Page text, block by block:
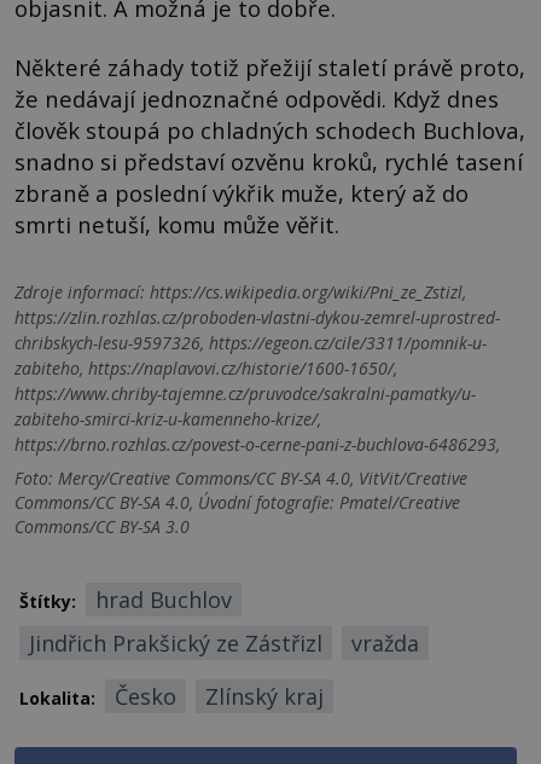
objasnit. A možná je to dobře.
Některé záhady totiž přežijí staletí právě proto,
že nedávají jednoznačné odpovědi. Když dnes
člověk stoupá po chladných schodech Buchlova,
snadno si představí ozvěnu kroků, rychlé tasení
zbraně a poslední výkřik muže, který až do
smrti netuší, komu může věřit.
Zdroje informací: https://cs.wikipedia.org/wiki/Pni_ze_Zstizl,
https://zlin.rozhlas.cz/proboden-vlastni-dykou-zemrel-uprostred-
chribskych-lesu-9597326, https://egeon.cz/cile/3311/pomnik-u-
zabiteho, https://naplavovi.cz/historie/1600-1650/,
https://www.chriby-tajemne.cz/pruvodce/sakralni-pamatky/u-
zabiteho-smirci-kriz-u-kamenneho-krize/,
https://brno.rozhlas.cz/povest-o-cerne-pani-z-buchlova-6486293,
Foto: Mercy/Creative Commons/CC BY-SA 4.0, VitVit/Creative
Commons/CC BY-SA 4.0, Úvodní fotografie: Pmatel/Creative
Commons/CC BY-SA 3.0
Štítky:
hrad Buchlov
Jindřich Prakšický ze Zástřizl
vražda
Lokalita: Česko Zlínský kraj